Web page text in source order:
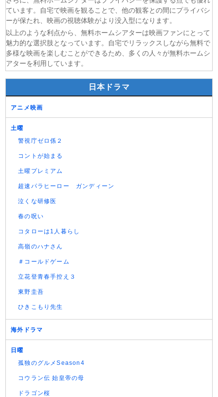
ています。自宅で映画を観ることで、他の観客との間にプライバシ
ーが保たれ、映画の視聴体験がより没入型になります。
以上のような利点から、無料ホームシアターは映画ファンにとって
魅力的な選択肢となっています。自宅でリラックスしながら無料で
多様な映画を楽しむことができるため、多くの人々が無料ホームシ
アターを利用しています。
日本ドラマ
アニメ映画
土曜
警視庁ゼロ係２
コントが始まる
土曜プレミアム
超速パラヒーロー ガンディーン
泣くな研修医
春の呪い
コタローは1人暮らし
高嶺のハナさん
＃コールドゲーム
立花登青春手控え３
東野圭吾
ひきこもり先生
海外ドラマ
日曜
孤独のグルメSeason4
コウラン伝 始皇帝の母
ドラゴン桜